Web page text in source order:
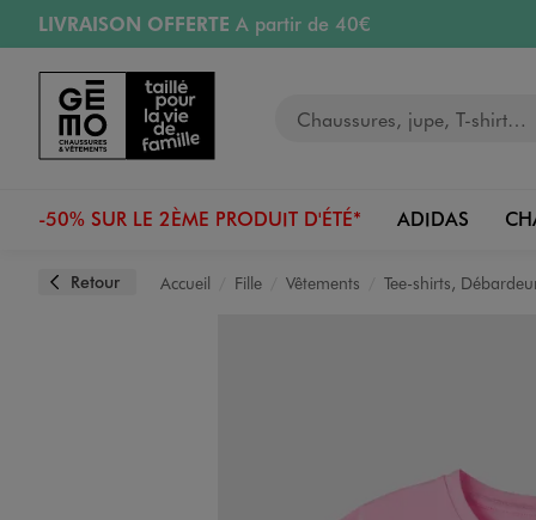
Aller au contenu principal
Aller à la navigation
LIVRAISON OFFERTE A partir de 40€
RETRAIT ET LIVRAISON OFFERTE
RÉSERVATION GRATUITE
4h en magasin
Retours OFFERTSpendant 30 jours
-50% SUR LE 2ÈME PRODUIT D'ÉTÉ* ADIDAS
Retour Accueil Fille Vêtements Tee-shirts,